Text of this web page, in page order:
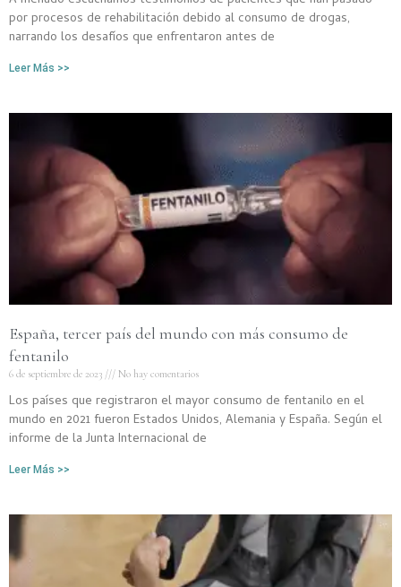
por procesos de rehabilitación debido al consumo de drogas,
narrando los desafíos que enfrentaron antes de
Leer Más >>
España, tercer país del mundo con más consumo de
fentanilo
6 de septiembre de 2023 No hay comentarios
Los países que registraron el mayor consumo de fentanilo en el
mundo en 2021 fueron Estados Unidos, Alemania y España. Según el
informe de la Junta Internacional de
Leer Más >>